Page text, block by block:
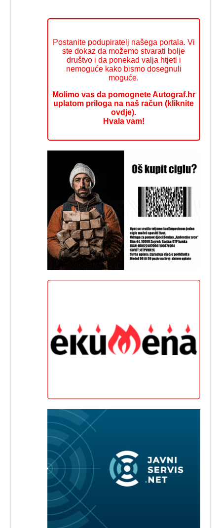
Postanite podupiratelj našega portala. Vi
ste dokaz da možemo stvarati bolje
društvo i da ponekad valja htjeti i
nemoguće kako bismo dosegnuli
moguće.
Molimo vas da pomognete Autograf.hr
uplatom priloga na naš račun (kliknite
ovdje).
Hvala vam!